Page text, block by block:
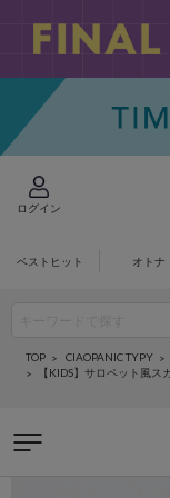
ログイン
ベストヒット オトナ
TOP CIAOPANIC TYPY
【KIDS】サロペット風